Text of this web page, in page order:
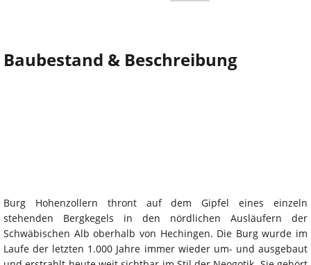
Baubestand & Beschreibung
Burg Hohenzollern thront auf dem Gipfel eines einzeln
stehenden Bergkegels in den nördlichen Ausläufern der
Schwäbischen Alb oberhalb von Hechingen. Die Burg wurde im
Laufe der letzten 1.000 Jahre immer wieder um- und ausgebaut